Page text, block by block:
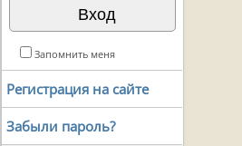
Запомнить меня
Регистрация на сайте
Забыли пароль?